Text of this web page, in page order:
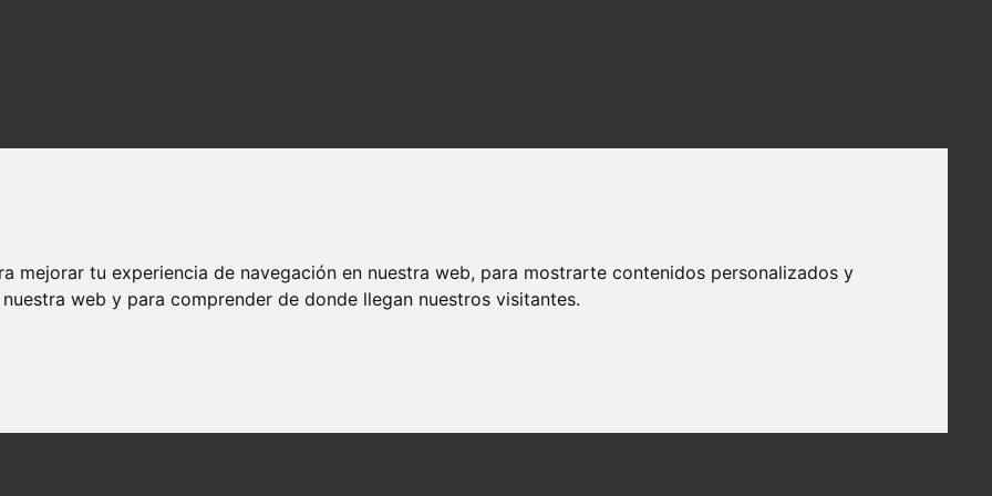
mejorar tu experiencia de navegación en nuestra web, para mostrarte contenidos personalizados y
web y para comprender de donde llegan nuestros visitantes.